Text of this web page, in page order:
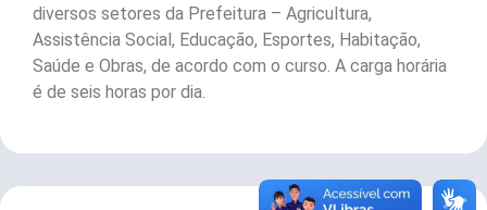
diversos setores da Prefeitura – Agricultura,
Assistência Social, Educação, Esportes, Habitação,
Saúde e Obras, de acordo com o curso. A carga horária
é de seis horas por dia.